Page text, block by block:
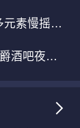
酒吧音乐-全英文酒吧潮歌Mashup house多元素慢摇串烧v2
海口dj啊杰-2023年打造10月28生日精选名爵酒吧夜店热曲EDMMASHUP潮牌电音专辑